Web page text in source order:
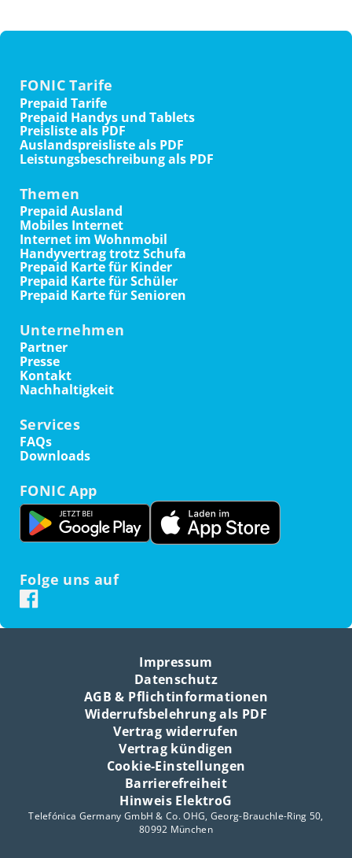
FONIC Tarife
Prepaid Tarife
Prepaid Handys und Tablets
Preisliste als PDF
Auslandspreisliste als PDF
Leistungsbeschreibung als PDF
Themen
Prepaid Ausland
Mobiles Internet
Internet im Wohnmobil
Handyvertrag trotz Schufa
Prepaid Karte für Kinder
Prepaid Karte für Schüler
Prepaid Karte für Senioren
Unternehmen
Partner
Presse
Kontakt
Nachhaltigkeit
Services
FAQs
Downloads
FONIC App
Folge uns auf
Impressum
Datenschutz
AGB & Pflichtinformationen
Widerrufsbelehrung als PDF
Vertrag widerrufen
Vertrag kündigen
Cookie-Einstellungen
Barrierefreiheit
Hinweis ElektroG
Telefónica Germany GmbH & Co. OHG, Georg-Brauchle-Ring 50,
80992 München